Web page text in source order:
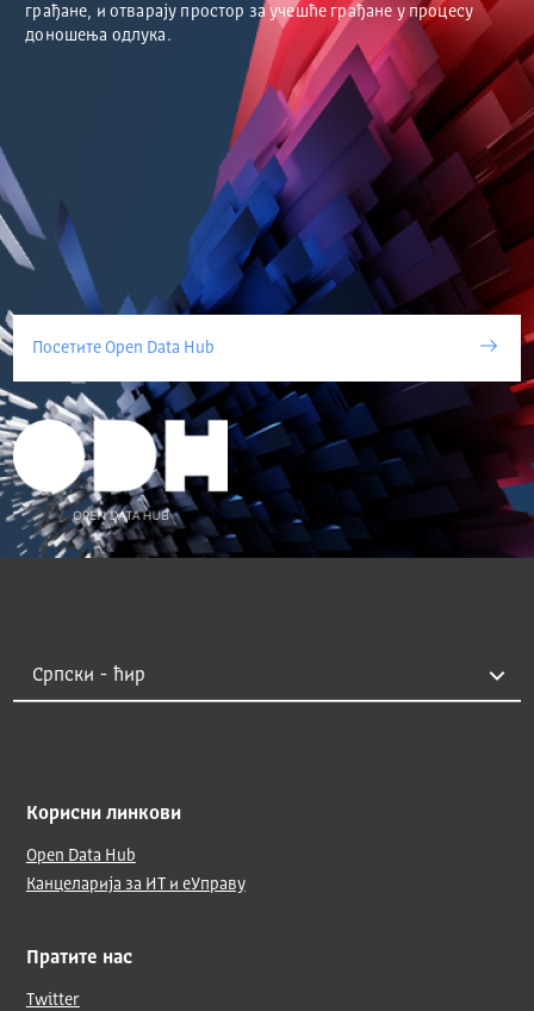
грађане, и отварају простор за учешће грађане у процесу
доношења одлука.
Посетите Open Data Hub
Корисни линкови
Open Data Hub
Канцеларија за ИТ и еУправу
Пратите нас
Twitter